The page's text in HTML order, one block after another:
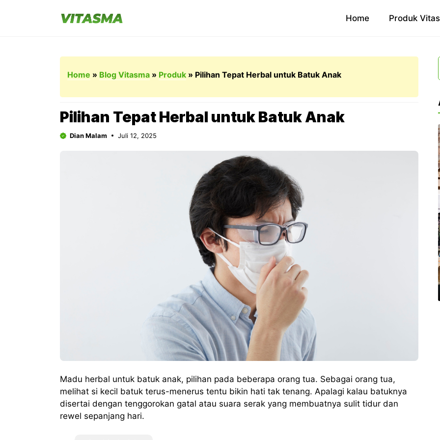
Home Produk
Home » Blog Vitasma » Produk » Pilihan Tepat Herbal untuk Batuk Anak
Pilihan Tepat Herbal untuk Batuk Anak
Dian Malam Juli 12, 2025
Madu herbal untuk batuk anak, pilihan pada beberapa orang tua. Sebagai orang tua,
melihat si kecil batuk terus-menerus tentu bikin hati tak tenang. Apalagi kalau batuknya
disertai dengan tenggorokan gatal atau suara serak yang membuatnya sulit tidur dan
rewel sepanjang hari.